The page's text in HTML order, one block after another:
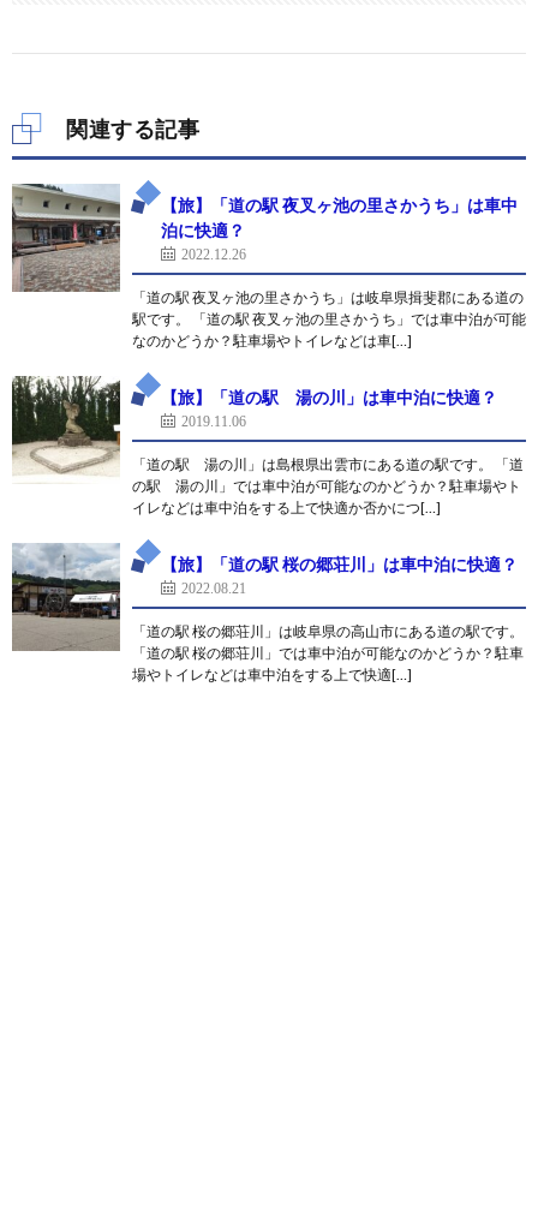
関連する記事
【旅】「道の駅 夜叉ヶ池の里さかうち」は車中
泊に快適？
2022.12.26
「道の駅 夜叉ヶ池の里さかうち」は岐阜県揖斐郡にある道の
駅です。 「道の駅 夜叉ヶ池の里さかうち」では車中泊が可能
なのかどうか？駐車場やトイレなどは車[…]
【旅】「道の駅 湯の川」は車中泊に快適？
2019.11.06
「道の駅 湯の川」は島根県出雲市にある道の駅です。 「道
の駅 湯の川」では車中泊が可能なのかどうか？駐車場やト
イレなどは車中泊をする上で快適か否かにつ[…]
【旅】「道の駅 桜の郷荘川」は車中泊に快適？
2022.08.21
「道の駅 桜の郷荘川」は岐阜県の高山市にある道の駅です。
「道の駅 桜の郷荘川」では車中泊が可能なのかどうか？駐車
場やトイレなどは車中泊をする上で快適[…]